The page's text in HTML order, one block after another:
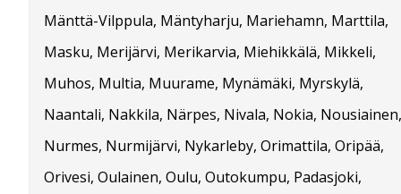
Mänttä-Vilppula, Mäntyharju, Mariehamn, Marttila,
Masku, Merijärvi, Merikarvia, Miehikkälä, Mikkeli,
Muhos, Multia, Muurame, Mynämäki, Myrskylä,
Naantali, Nakkila, Närpes, Nivala, Nokia, Nousiainen,
Nurmes, Nurmijärvi, Nykarleby, Orimattila, Oripää,
Orivesi, Oulainen, Oulu, Outokumpu, Padasjoki,